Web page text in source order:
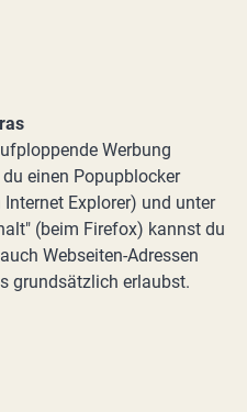
Werbung
einen Popupblocker
Explorer) und unter
(beim Firefox) kannst du
Webseiten-Adressen
grundsätzlich erlaubst.